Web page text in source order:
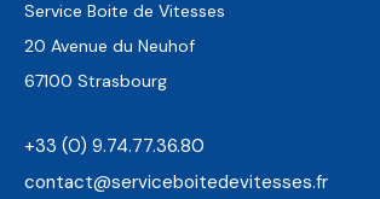
Service Boite de Vitesses
20 Avenue du Neuhof
67100 Strasbourg
+33 (0) 9.74.77.36.80
contact@serviceboitedevitesses.fr